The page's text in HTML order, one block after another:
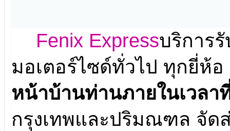
Fenix Expressบริการ
มอเตอร์ไซด์ทั่วไป ทุกยี่ห้
หน้าบ้านท่านภายในเวลา
กรุงเทพและปริมณฑล จัด